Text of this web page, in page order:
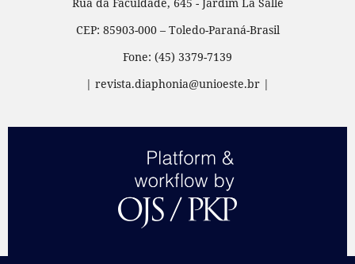
Rua da Faculdade, 645 - Jardim La Salle
CEP: 85903-000 – Toledo-Paraná-Brasil
Fone: (45) 3379-7139
| revista.diaphonia@unioeste.br |